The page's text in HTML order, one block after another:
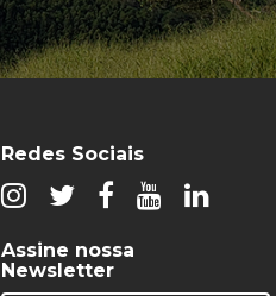
Redes Sociais
Assine nossa
Newsletter